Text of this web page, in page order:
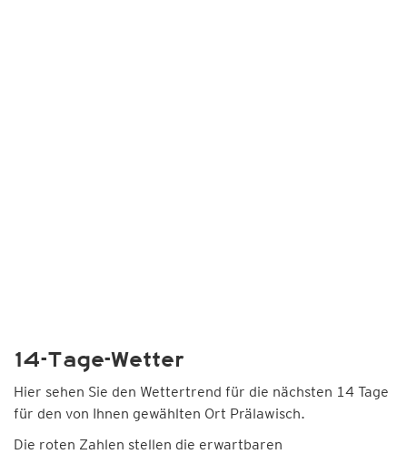
14-Tage-Wetter
Hier sehen Sie den Wettertrend für die nächsten 14 Tage
für den von Ihnen gewählten Ort Prälawisch.
Die roten Zahlen stellen die erwartbaren